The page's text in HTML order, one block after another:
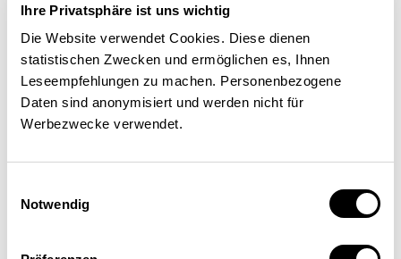
Ihre Privatsphäre ist uns wichtig
Die Website verwendet Cookies. Diese dienen
statistischen Zwecken und ermöglichen es, Ihnen
Leseempfehlungen zu machen. Personenbezogene
Daten sind anonymisiert und werden nicht für
Werbezwecke verwendet.
Notwendig
Nichtagrargüter von 2,29 auf
0,54 Prozent – womit im
Industriegütersektor derzeit
lediglich 144 Zollpositionen im
Textil- und Luxussegment nicht
zollbefreit sind.